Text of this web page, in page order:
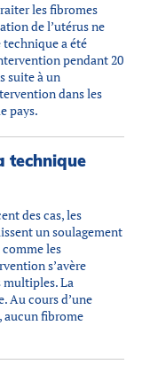
les fibromes
de l’utérus ne
a été
pendant 20
suite à un
dans les
pays.
technique
des cas, les
un soulagement
les
s’avère
multiples. La
Au cours d’une
aucun fibrome